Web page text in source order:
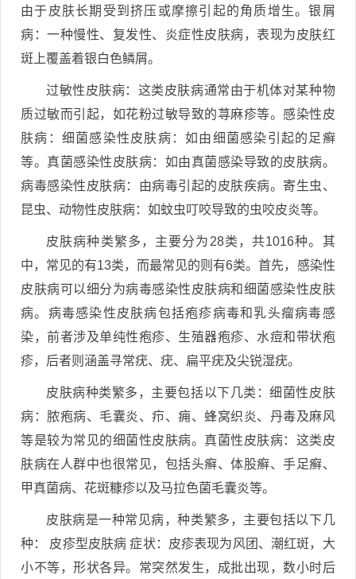
由于皮肤长期受到挤压或摩擦引起的角质增生。银屑
病：一种慢性、复发性、炎症性皮肤病，表现为皮肤红
斑上覆盖着银白色鳞屑。
过敏性皮肤病：这类皮肤病通常由于机体对某种物
质过敏而引起，如花粉过敏导致的荨麻疹等。感染性皮
肤病：细菌感染性皮肤病：如由细菌感染引起的足癣
等。真菌感染性皮肤病：如由真菌感染导致的皮肤病。
病毒感染性皮肤病：由病毒引起的皮肤疾病。寄生虫、
昆虫、动物性皮肤病：如蚊虫叮咬导致的虫咬皮炎等。
皮肤病种类繁多，主要分为28类，共1016种。其
中，常见的有13类，而最常见的则有6类。首先，感染性
皮肤病可以细分为病毒感染性皮肤病和细菌感染性皮肤
病。病毒感染性皮肤病包括疱疹病毒和乳头瘤病毒感
染，前者涉及单纯性疱疹、生殖器疱疹、水痘和带状疱
疹，后者则涵盖寻常疣、疣、扁平疣及尖锐湿疣。
皮肤病种类繁多，主要包括以下几类：细菌性皮肤
病：脓疱病、毛囊炎、疖、痈、蜂窝织炎、丹毒及麻风
等是较为常见的细菌性皮肤病。真菌性皮肤病：这类皮
肤病在人群中也很常见，包括头癣、体股癣、手足癣、
甲真菌病、花斑糠疹以及马拉色菌毛囊炎等。
皮肤病是一种常见病，种类繁多，主要包括以下几
种： 皮疹型皮肤病 症状：皮疹表现为风团、潮红斑，大
小不等，形状各异。常突然发生，成批出现，数小时后